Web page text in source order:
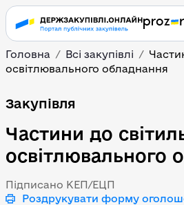
Головна Всі закупівлі
освітлювального обладнання
Частини до
Закупівля
Частини до
освітлювального
Підписано КЕП/ЕЦП
Роздрукувати форму